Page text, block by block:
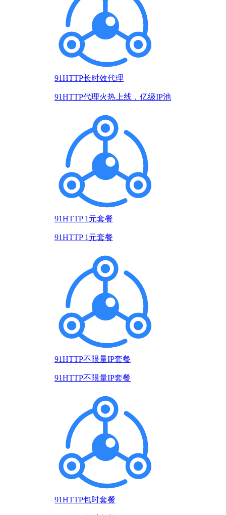
91HTTP长时效代理
91HTTP代理火热上线，亿级IP池
91HTTP 1元套餐
91HTTP 1元套餐
91HTTP不限量IP套餐
91HTTP不限量IP套餐
91HTTP包时套餐